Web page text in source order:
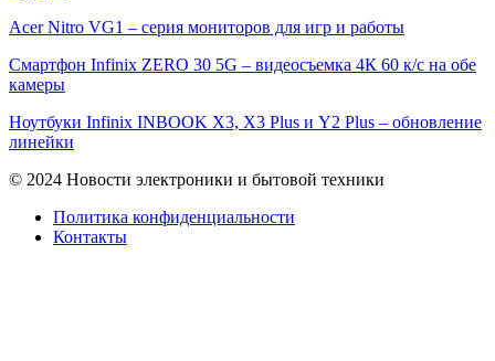
Acer Nitro VG1 – серия мониторов для игр и работы
Смартфон Infinix ZERO 30 5G – видеосъемка 4К 60 к/с на обе
камеры
Ноутбуки Infinix INBOOK X3, X3 Plus и Y2 Plus – обновление
линейки
© 2024 Новости электроники и бытовой техники
Политика конфиденциальности
Контакты